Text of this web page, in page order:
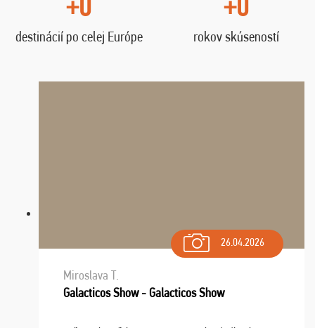
destinácií po celej Európe rokov skúseností
26.04.2026
Miroslava T.
Galacticos Show - Galacticos Show